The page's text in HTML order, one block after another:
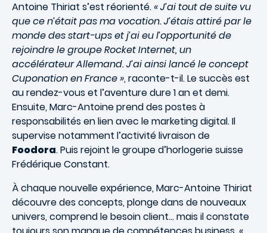
Antoine Thiriat s’est réorienté.« J’ai tout de suite vu
que ce n’était pas ma vocation. J’étais attiré par le
monde des start-ups et j’ai eu l’opportunité de
rejoindre le groupe Rocket Internet, un
accélérateur Allemand. J’ai ainsi lancé le concept
Cuponation en France », raconte-t-il. Le succès est
au rendez-vous et l’aventure dure 1 an et demi.
Ensuite, Marc-Antoine prend des postes à
responsabilités en lien avec le marketing digital. Il
supervise notamment l’activité livraison de
Foodora. Puis rejoint le groupe d’horlogerie suisse
Frédérique Constant.
À chaque nouvelle expérience, Marc-Antoine Thiriat
découvre des concepts, plonge dans de nouveaux
univers, comprend le besoin client… mais il constate